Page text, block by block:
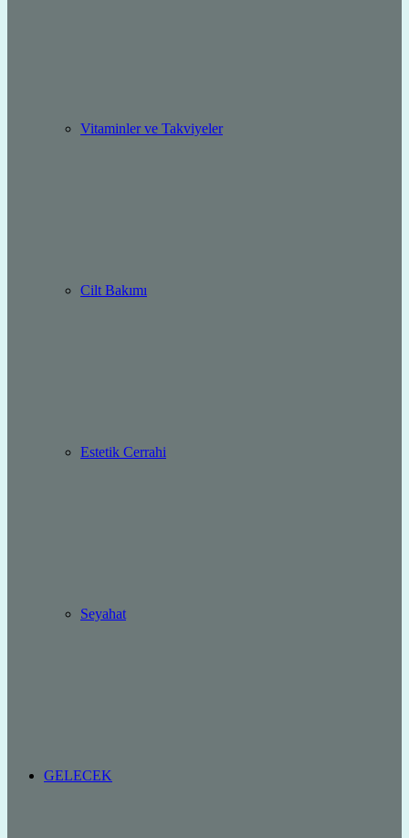
Vitaminler ve Takviyeler
Cilt Bakımı
Estetik Cerrahi
Seyahat
GELECEK